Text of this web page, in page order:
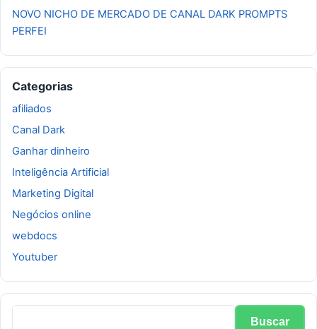
NOVO NICHO DE MERCADO DE CANAL DARK PROMPTS
PERFEI
Categorias
afiliados
Canal Dark
Ganhar dinheiro
Inteligência Artificial
Marketing Digital
Negócios online
webdocs
Youtuber
Buscar